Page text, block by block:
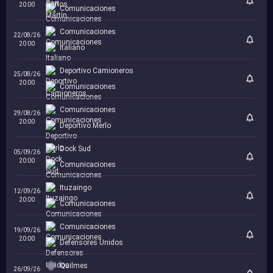
20:00
Comunicaciones
22/08/26
20:00
Comunicaciones
Italiano
25/08/26
20:00
Deportivo Camioneros
Comunicaciones
29/08/26
20:00
Comunicaciones
Deportivo Merlo
05/09/26
20:00
Dock Sud
Comunicaciones
12/09/26
20:00
Ituzaingo
Comunicaciones
19/09/26
20:00
Comunicaciones
Defensores Unidos
26/09/26 Quilmes